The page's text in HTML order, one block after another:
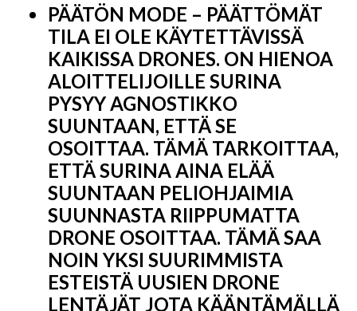
PÄÄTÖN MODE – PÄÄTTÖMÄT
TILA EI OLE KÄYTETTÄVISSÄ
KAIKISSA DRONES. ON HIENOA
ALOITTELIJOILLE SURINA
PYSYY AGNOSTIKKO
SUUNTAAN, ETTÄ SE
OSOITTAA. TÄMÄ TARKOITTAA,
ETTÄ SURINA AINA ELÄÄ
SUUNTAAN PELIOHJAIMIA
SUUNNASTA RIIPPUMATTA
DRONE OSOITTAA. TÄMÄ SAA
NOIN YKSI SUURIMMISTA
ESTEISTÄ UUSIEN DRONE
LENTÄJÄT JOTA KÄÄNTÄMÄLLÄ